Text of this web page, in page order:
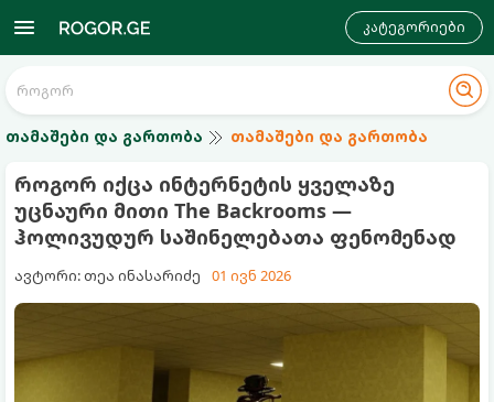
კატეგორიები
თამაშები და გართობა თამაშები და გართობა
როგორ იქცა ინტერნეტის ყველაზე
უცნაური მითი The Backrooms —
ჰოლივუდურ საშინელებათა ფენომენად
ავტორი: თეა ინასარიძე 01 ივნ 2026